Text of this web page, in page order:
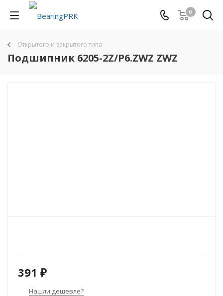
0
Открытого и закрытого типа
Подшипник 6205-2Z/P6.ZWZ ZWZ
391 ₽
Нашли дешевле?